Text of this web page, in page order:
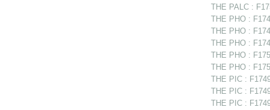
THE PALC :
THE PHO :
THE PHO :
THE PHO :
THE PHO :
THE PHO :
THE PIC :
THE PIC :
THE PIC :